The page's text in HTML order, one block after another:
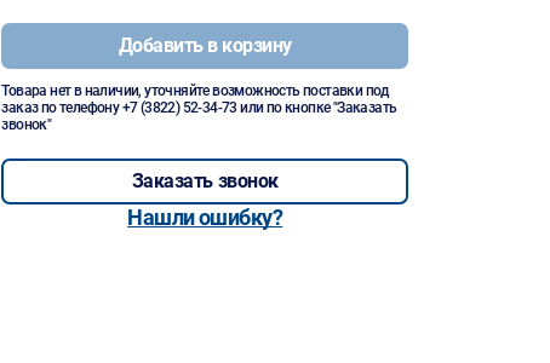
Добавить в корзину
Товара нет в наличии, уточняйте возможность поставки под
заказ по телефону+7 (3822) 52-34-73 или по кнопке "Заказать
звонок"
Заказать звонок
Нашли ошибку?